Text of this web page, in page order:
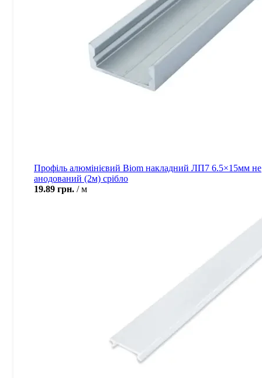
Профіль алюмінієвий Biom накладний ЛП7 6.5×15мм не
анодований (2м) срібло
19.89 грн. м